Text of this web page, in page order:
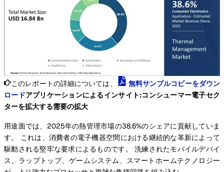
このレポートの詳細については、
無料サンプルコピーをダウン
ロードアプリケーションによるインサイト:コンシューマー電子セク
ターを拡大する需要の拡大
用途面では、2025年の熱管理市場の38.6%のシェアに貢献していま
す。 これは、消費者の電子機器空間における継続的な革新によって
駆動される堅牢な要求によるものです。 洗練されたモバイルデバイ
ス、ラップトップ、ゲームシステム、スマートホームテクノロジー